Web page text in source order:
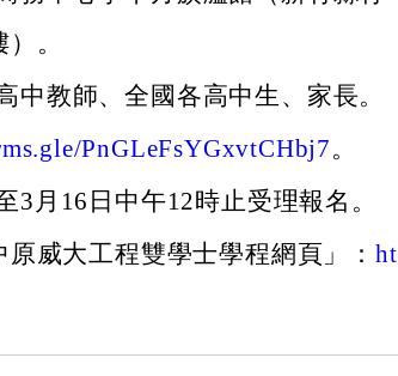
。
中教師、全國各高中生、家長。
PnGLeFsYGxvtCHbj7。
3月16日中午12時止受理報名。
威大工程雙學士學程網頁」： ht